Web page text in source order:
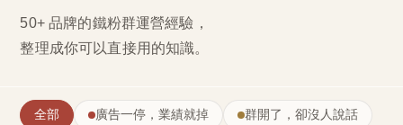
50+ 品牌的鐵粉群運營經驗，
整理成你可以直接用的知識。
全部 廣告一停，業績就掉 群開了，卻沒人說話